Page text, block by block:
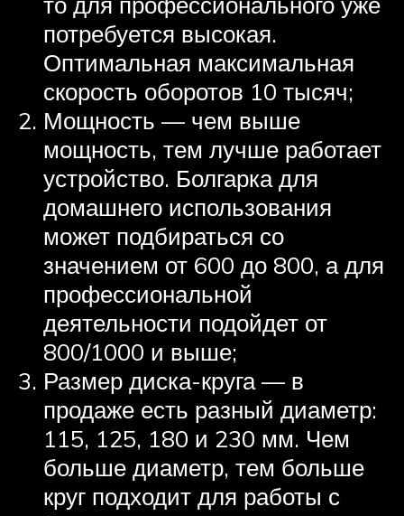
потребуется высокая.
Оптимальная максимальная
скорость оборотов 10 тысяч;
Мощность — чем выше
мощность, тем лучше работает
устройство. Болгарка для
домашнего использования
может подбираться со
значением от 600 до 800, а для
профессиональной
деятельности подойдет от
800/1000 и выше;
Размер диска-круга — в
продаже есть разный диаметр:
115, 125, 180 и 230 мм. Чем
больше диаметр, тем больше
круг подходит для работы с